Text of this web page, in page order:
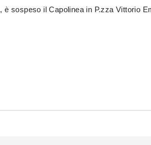
sospeso il Capolinea in P.zza Vittorio